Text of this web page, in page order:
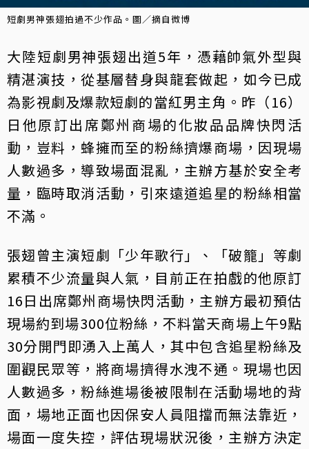
短劇男神張翅拍過不少作品。圖／摘自微博
大陸短劇男神張翅出道5年，憑藉帥氣外型與
精湛演技，從基層替身與龍套做起，如今已成
為影視劇及爆款短劇的當紅男主角。昨（16）
日他原訂出席鄭州商場的化妝品品牌快閃活
動，豈料，蜂擁而至的粉絲擠爆商場，因現場
人數過多，導致場面混亂，主辦方基於安全考
量，臨時取消活動，引來遠道追星的粉絲相當
不滿。
張翅曾主演短劇「少年歌行」、「破籠」等劇
累積不少流量與人氣，目前正在拍戲的他原訂
16日出席鄭州商場快閃活動，主辦方最初預估
現場約到場300位粉絲，不料當天商場上午9點
30分開門即湧入上萬人，其中包含追星粉絲及
圍觀民眾等，將商場擠得水洩不通。現場也因
人數過多，粉絲進場後被限制在活動場地的背
面，場地正面也因保安人員阻擋而無法靠近，
場面一度失控，評估現場狀況後，主辦方決定